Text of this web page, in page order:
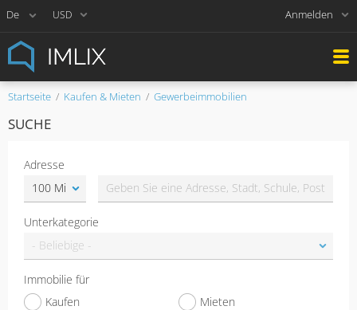
USD Anmelden
Startseite Kaufen & Mieten Gewerbeimmobilien
SUCHE
Adresse
Unterkategorie
Immobilie für
Kaufen
Mieten